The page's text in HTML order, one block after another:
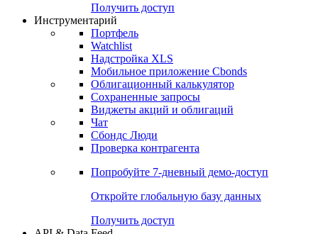
Получить доступ
Инструментарий
Портфель
Watchlist
Надстройка XLS
Мобильное приложение Cbonds
Облигационный калькулятор
Сохраненные запросы
Виджеты акций и облигаций
Чат
Сбондс Люди
Проверка контрагента
Попробуйте 7-дневный демо-доступ
Откройте глобальную базу данных
Получить доступ